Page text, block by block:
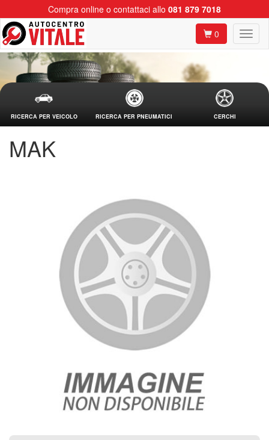
Compra online o contattaci allo 081 879 7018
0
RICERCA PER VEICOLO RICERCA PER PNEUMATICI CERCHI
MAK